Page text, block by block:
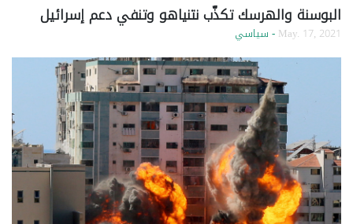
البوسنة والهرسك تكذّب نتنياهو وتنفي دعم إسرائيل
May. 17, 2021 - سياسي